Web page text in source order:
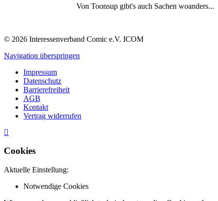
Von Toonsup gibt's auch Sachen woanders...
© 2026 Interessenverband Comic e.V. ICOM
Navigation überspringen
Impressum
Datenschutz
Barrierefreiheit
AGB
Kontakt
Vertrag widerrufen
Cookies
Aktuelle Einstellung:
Notwendige Cookies